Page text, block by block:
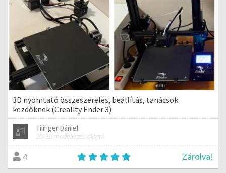
3D nyomtató összeszerelés, beállítás, tanácsok
kezdőknek (Creality Ender 3)
Tilinger Dániel
2D-3D modellezés oktató
4 Zárolva!